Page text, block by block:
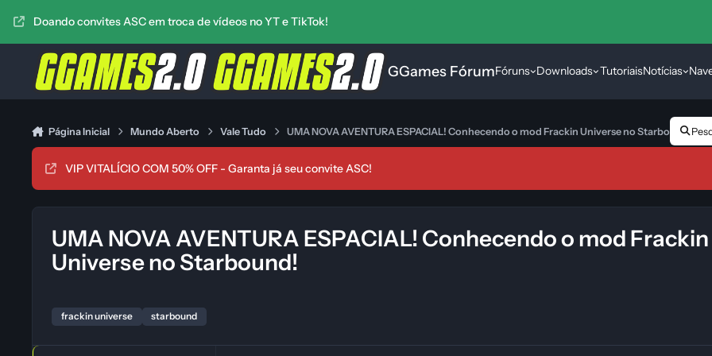
Doando convites ASC em troca de vídeos no YT e TikTok!
GGames FórumFóruns Downloads TutoriaisNotícias
Página Inicial Mundo Aberto Vale Tudo UMA NOVA AVENTURA ESPACIAL! Conhecendo o mod Frackin Universe no Starbound!
VIP VITALÍCIO COM 50% OFF - Garanta já seu convite ASC!
UMA NOVA AVENTURA ESPACIAL! Conhecendo o mod Frackin
Universe no Starbound!
frackin universe starbound